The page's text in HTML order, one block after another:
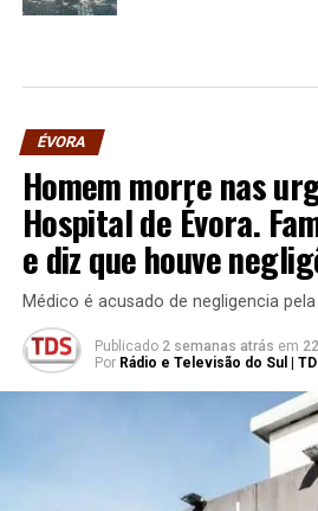
ÉVORA
Homem morre nas
Hospital de Évora.
e diz que houve
Médico é acusado de negligencia
Publicado 2 semanas atrás em
Por Rádio e Televisão do Sul |